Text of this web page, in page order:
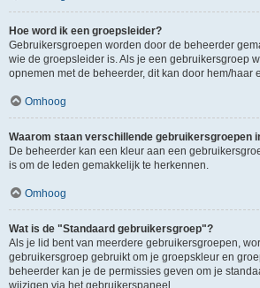
Hoe word ik een groepsleider?
Gebruikersgroepen worden door de beheerder
wie de groepsleider is. Als je een gebruikersgroep
opnemen met de beheerder, dit kan door hem/haar
Omhoog
Waarom staan verschillende gebruikersgroepen
De beheerder kan een kleur aan een
is om de leden gemakkelijk te herkennen.
Omhoog
Wat is de "Standaard gebruikersgroep"?
Als je lid bent van meerdere gebruikersgroepen,
gebruikersgroep gebruikt om je groepskleur en
beheerder kan je de permissies geven om je
wijzigen via het gebruikerspaneel.